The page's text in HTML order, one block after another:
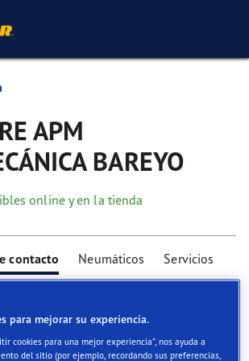
APM
BAREYO
online y en la tienda
contacto Neumáticos Servicios
para mejorar su experiencia.
cookies para una mejor experiencia”, nos ayuda a
del sitio (por ejemplo, recordando sus preferencias,